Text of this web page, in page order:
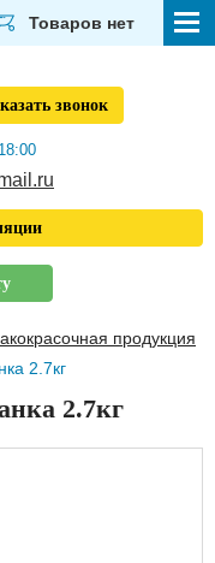
Товаров нет
звонок
продукция
2.7кг
2.7кг